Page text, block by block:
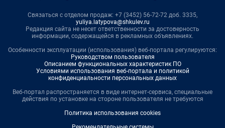
Связаться с отделом продаж: +7 (3452) 56-72-72 доб. 3335,
yuliya.latypova@shkulev.ru
Редакция сайта не несет ответственности за достоверность
информации, содержащейся в рекламных объявлениях.
Особенности эксплуатации (использования) веб-портала регулируются:
Руководством пользователя
Описанием функциональных характеристик ПО
Условиями использования веб-портала и политикой
конфиденциальности персональных данных
Веб-портал распространяется в виде интернет-сервиса, специальные
действия по установке на стороне пользователя не требуются
Политика использования cookies